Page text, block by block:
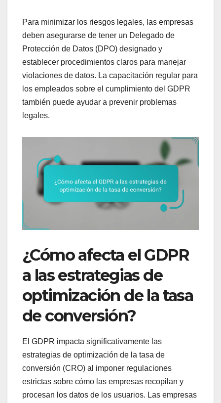
Para minimizar los riesgos legales, las empresas
deben asegurarse de tener un Delegado de
Protección de Datos (DPO) designado y
establecer procedimientos claros para manejar
violaciones de datos. La capacitación regular para
los empleados sobre el cumplimiento del GDPR
también puede ayudar a prevenir problemas
legales.
¿Cómo afecta el GDPR
a las estrategias de
optimización de la tasa
de conversión?
El GDPR impacta significativamente las
estrategias de optimización de la tasa de
conversión (CRO) al imponer regulaciones
estrictas sobre cómo las empresas recopilan y
procesan los datos de los usuarios. Las empresas